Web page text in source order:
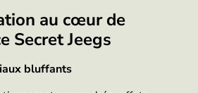
au cœur de
Secret Jeegs
bluffants